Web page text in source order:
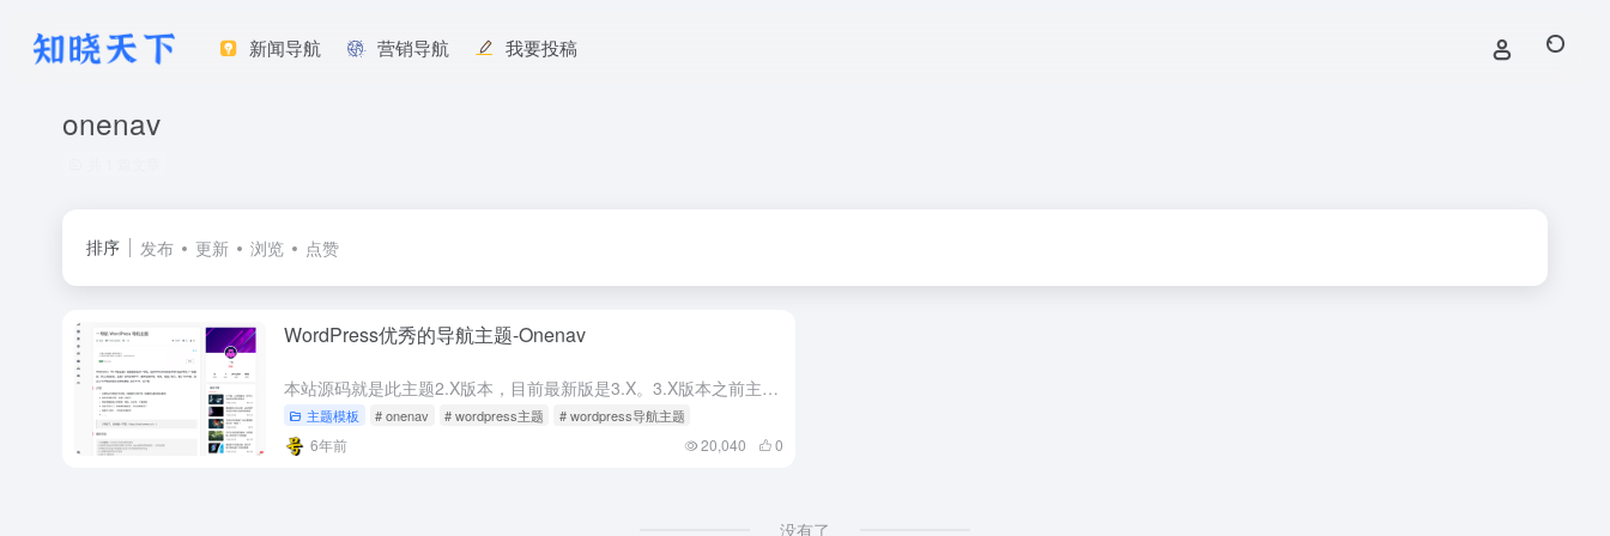
新闻导航 营销导航 我要投稿
onenav
排序 发布 更新 浏览 点赞
WordPress优秀的导航主题-Onenav
本站源码就是此主题2.X版本，目前最新版是3.X。3.X版本之前主题叫WebStack Pro)。 介绍 主题包含开源版WebStack的所有功能，且数据库无缝升级（需重新设置主题设置项） 重构开源版...
主题模板 # onenav # wordpress主题 # wordpress导航主题
6年前 20,040 0
没有了